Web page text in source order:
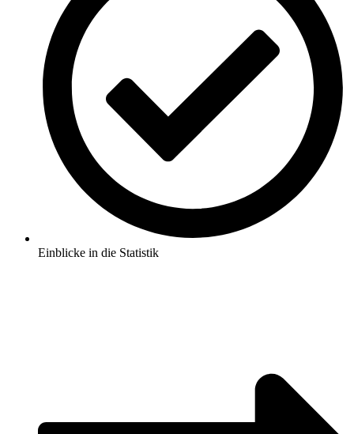
Einblicke in die Statistik